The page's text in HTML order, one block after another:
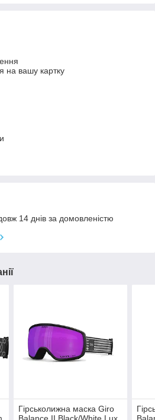
на вашу картку
14 днів за домовленістю
Гірськолижна маска Giro